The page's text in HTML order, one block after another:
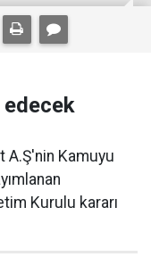
A.Ş'nin Kamuyu
Kurulu kararı